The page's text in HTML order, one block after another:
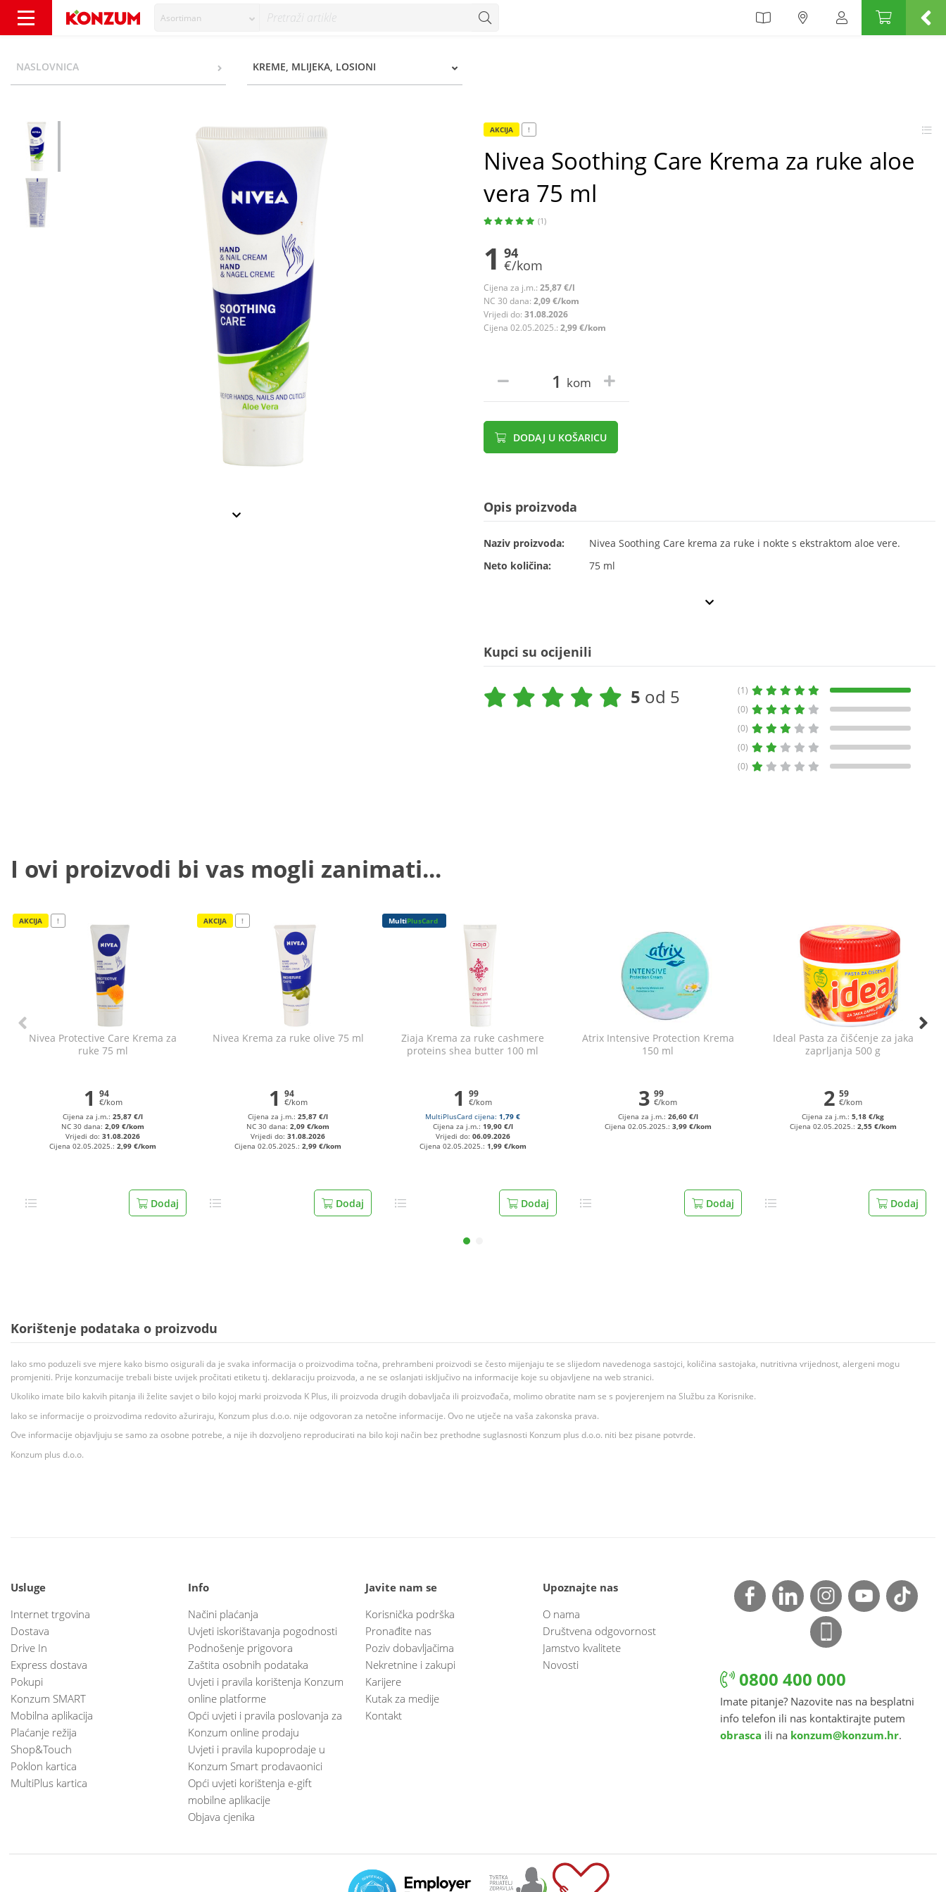
Asortiman
NASLOVNICA KREME, MLIJEKA, LOSIONI
AKCIJA !
Nivea Soothing Care Krema za ruke aloe
vera 75 ml
(1)
1 94
€/kom
Cijena za j.m.: 25,87 €/l
NC 30 dana: 2,09 €/kom
Vrijedi do: 31.08.2026
Cijena 02.05.2025.: 2,99 €/kom
kom
DODAJ U KOŠARICU
Opis proizvoda
Naziv proizvoda:
Nivea Soothing Care krema za ruke i nokte s ekstraktom aloe vere.
Neto količina:
75 ml
Kupci su ocijenili
5 od 5
(1)
(0)
(0)
(0)
(0)
I ovi proizvodi bi vas mogli zanimati...
AKCIJA !
Nivea Protective Care Krema za
ruke 75 ml
1 94
€/kom
Cijena za j.m.:25,87 €/l
NC 30 dana:2,09 €/kom
Vrijedi do:31.08.2026
Cijena 02.05.2025.:2,99 €/kom
Dodaj
AKCIJA !
Nivea Krema za ruke olive 75 ml
1 94
€/kom
Cijena za j.m.:25,87 €/l
NC 30 dana:2,09 €/kom
Vrijedi do:31.08.2026
Cijena 02.05.2025.:2,99 €/kom
Dodaj
MultiPlusCard
Ziaja Krema za ruke cashmere
proteins shea butter 100 ml
1 99
€/kom
MultiPlusCard cijena:1,79 €
Cijena za j.m.: 19,90 €/l
Vrijedi do: 06.09.2026
Cijena 02.05.2025.: 1,99 €/kom
Dodaj
Atrix Intensive Protection Krema
150 ml
3 99
€/kom
Cijena za j.m.: 26,60 €/l
Cijena 02.05.2025.: 3,99 €/kom
Dodaj
Ideal Pasta za čišćenje za jaka
zaprljanja 500 g
2 59
€/kom
Cijena za j.m.:5,18 €/kg
Cijena 02.05.2025.: 2,55 €/kom
Dodaj
Korištenje podataka o proizvodu
Iako smo poduzeli sve mjere kako bismo osigurali da je svaka informacija o proizvodima točna, prehrambeni proizvodi se često mijenjaju te se slijedom navedenoga sastojci, količina sastojaka, nutritivna vrijednost, alergeni mogu
promjeniti. Prije konzumacije trebali biste uvijek pročitati etiketu tj. deklaraciju proizvoda, a ne se oslanjati isključivo na informacije koje su objavljene na web stranici.
Ukoliko imate bilo kakvih pitanja ili želite savjet o bilo kojoj marki proizvoda K Plus, ili proizvoda drugih dobavljača ili proizvođača, molimo obratite nam se s povjerenjem na Službu za Korisnike.
Iako se informacije o proizvodima redovito ažuriraju, Konzum plus d.o.o. nije odgovoran za netočne informacije. Ovo ne utječe na vaša zakonska prava.
Ove informacije objavljuju se samo za osobne potrebe, a nije ih dozvoljeno reproducirati na bilo koji način bez prethodne suglasnosti Konzum plus d.o.o. niti bez pisane potvrde.
Konzum plus d.o.o.
Usluge
Internet trgovina
Dostava
Drive In
Express dostava
Pokupi
Konzum SMART
Mobilna aplikacija
Plaćanje režija
Shop&Touch
Poklon kartica
MultiPlus kartica
Info
Načini plaćanja
Uvjeti iskorištavanja pogodnosti
Podnošenje prigovora
Zaštita osobnih podataka
Uvjeti i pravila korištenja Konzum
online platforme
Opći uvjeti i pravila poslovanja za
Konzum online prodaju
Uvjeti i pravila kupoprodaje u
Konzum Smart prodavaonici
Opći uvjeti korištenja e-gift
mobilne aplikacije
Objava cjenika
Javite nam se
Korisnička podrška
Pronađite nas
Poziv dobavljačima
Nekretnine i zakupi
Karijere
Kutak za medije
Kontakt
Upoznajte nas
O nama
Društvena odgovornost
Jamstvo kvalitete
Novosti
0800 400 000
Imate pitanje? Nazovite nas na besplatni
info telefon ili nas kontaktirajte putem
obrasca ili na konzum@konzum.hr.